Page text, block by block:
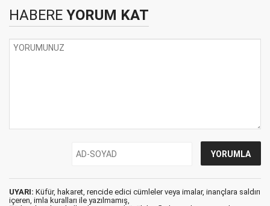
HABERE YORUM KAT
UYARI: Küfür, hakaret, rencide edici cümleler veya imalar, inançlara saldırı
içeren, imla kuralları ile yazılmamış,